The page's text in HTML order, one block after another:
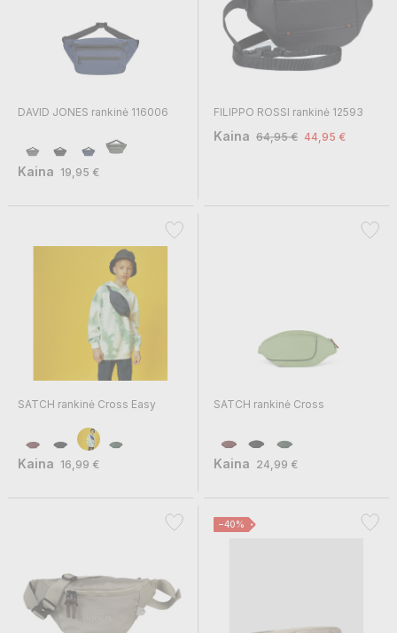
DAVID JONES rankinė 116006
Kaina 19,95 €
FILIPPO ROSSI rankinė 12593
Kaina 64,95 € 44,95 €
SATCH rankinė Cross Easy
Kaina 16,99 €
SATCH rankinė Cross
Kaina 24,99 €
−40%